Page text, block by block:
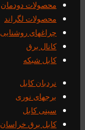
محصولات دودمان
محصولات لگراند
چراغهای روشنایی
کانال برق
کابل شبکه
نردبان کابل
برجهای نوری
سینی کابل
کابل برق خراسان